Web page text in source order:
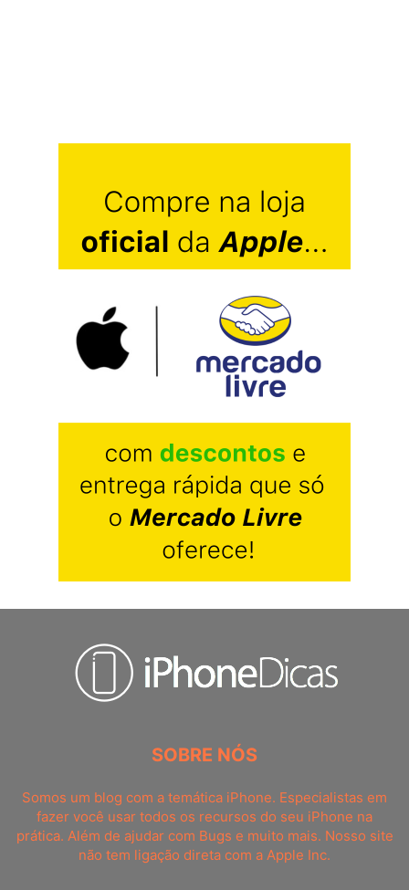
SOBRE NÓS
Somos um blog com a temática iPhone. Especialistas em
fazer você usar todos os recursos do seu iPhone na
prática. Além de ajudar com Bugs e muito mais. Nosso site
não tem ligação direta com a Apple Inc.